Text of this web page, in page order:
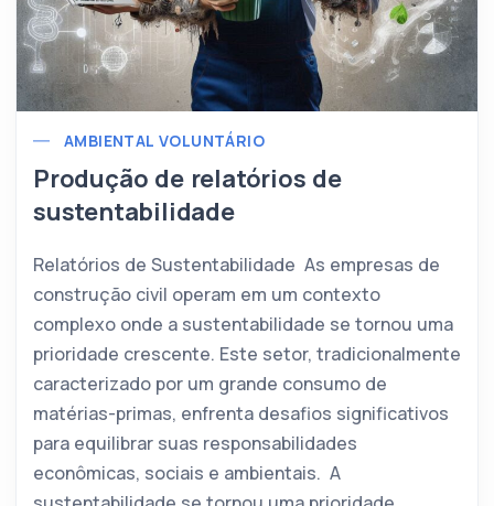
AMBIENTAL VOLUNTÁRIO
Produção de relatórios de
sustentabilidade
Relatórios de Sustentabilidade As empresas de
construção civil operam em um contexto
complexo onde a sustentabilidade se tornou uma
prioridade crescente. Este setor, tradicionalmente
caracterizado por um grande consumo de
matérias-primas, enfrenta desafios significativos
para equilibrar suas responsabilidades
econômicas, sociais e ambientais. A